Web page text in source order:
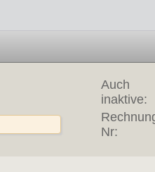
Auch
inaktive:
Nr: